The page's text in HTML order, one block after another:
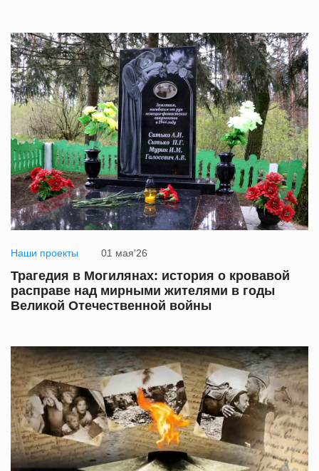
Наши проекты 01 мая'26
Трагедия в Могилянах: история о кровавой
расправе над мирными жителями в годы
Великой Отечественной войны